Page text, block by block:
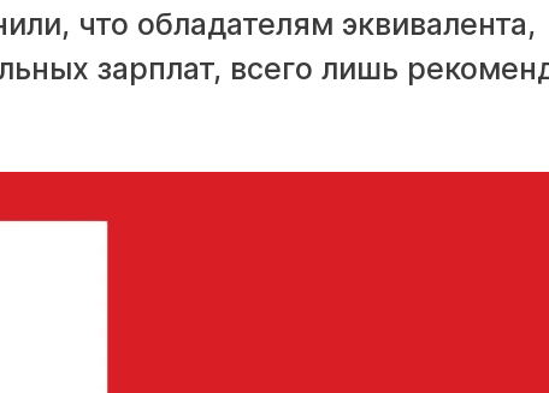
что обладателям эквивалента,
зарплат, всего лишь